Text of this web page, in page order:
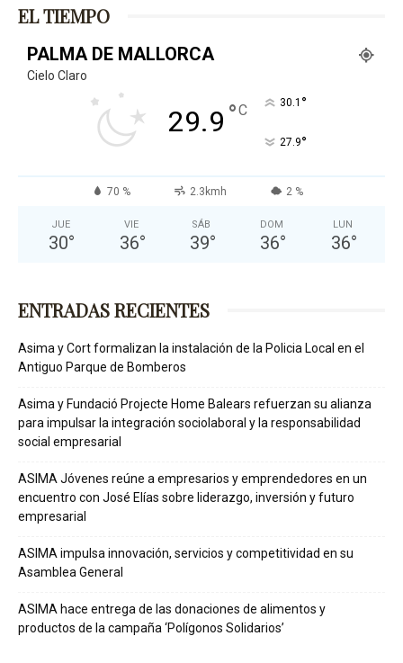
EL TIEMPO
PALMA DE MALLORCA
Cielo Claro
29.9 °C 30.1 °
27.9°
70 % 2.3kmh 2 %
JUE
30°
VIE
36°
SÁB
39°
DOM
36°
LUN
36°
ENTRADAS RECIENTES
Asima y Cort formalizan la instalación de la Policia Local en el
Antiguo Parque de Bomberos
Asima y Fundació Projecte Home Balears refuerzan su alianza
para impulsar la integración sociolaboral y la responsabilidad
social empresarial
ASIMA Jóvenes reúne a empresarios y emprendedores en un
encuentro con José Elías sobre liderazgo, inversión y futuro
empresarial
ASIMA impulsa innovación, servicios y competitividad en su
Asamblea General
ASIMA hace entrega de las donaciones de alimentos y
productos de la campaña ‘Polígonos Solidarios’